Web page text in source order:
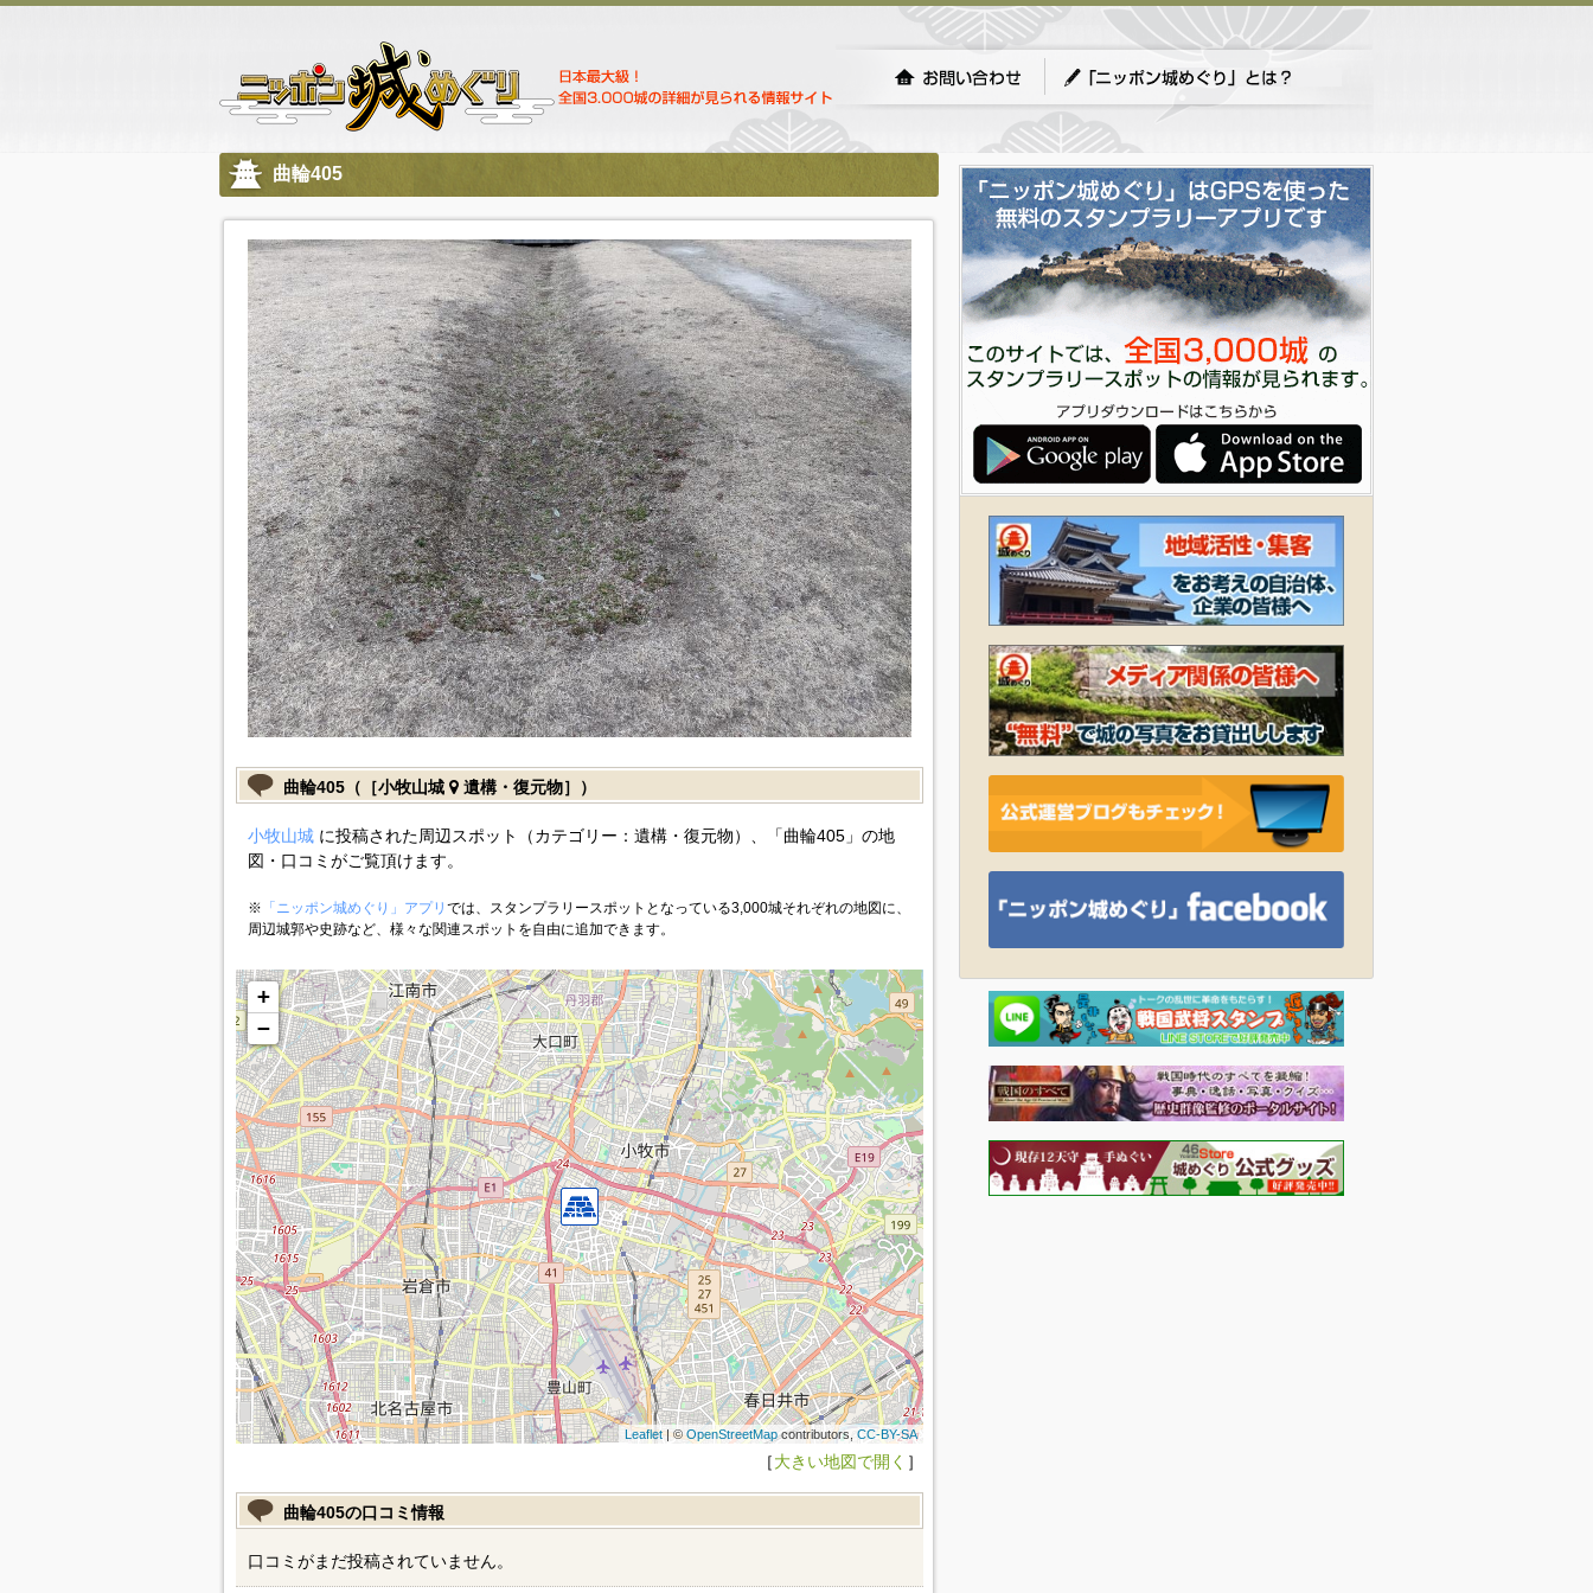
曲輪405
曲輪405（［小牧山城 遺構・復元物］）
小牧山城に投稿された周辺スポット（カテゴリー：遺構・復元物）、「曲輪405」の地
図・口コミがご覧頂けます。
※ 「ニッポン城めぐり」アプリ では、スタンプラリースポットとなっている3,000城それぞれの地図に、
周辺城郭や史跡など、様々な関連スポットを自由に追加できます。
+
−
Leaflet| ©OpenStreetMapcontributors, CC-BY-SA
［大きい地図で開く ］
曲輪405の口コミ情報
口コミがまだ投稿されていません。